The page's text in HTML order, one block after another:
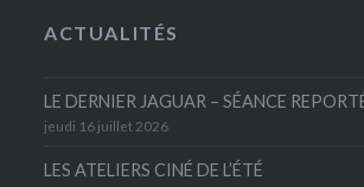
ACTUALITÉS
LE DERNIER JAGUAR – SÉANCE
jeudi 16 juillet 2026
LES ATELIERS CINÉ DE L’ÉTÉ